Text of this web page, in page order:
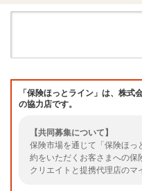
「保険ほっとライン」は、株式
の協力店です。
【共同募集について】
保険市場を通じて「保険ほっ
約をいただくお客さまへの保
クリエイトと提携代理店のマ